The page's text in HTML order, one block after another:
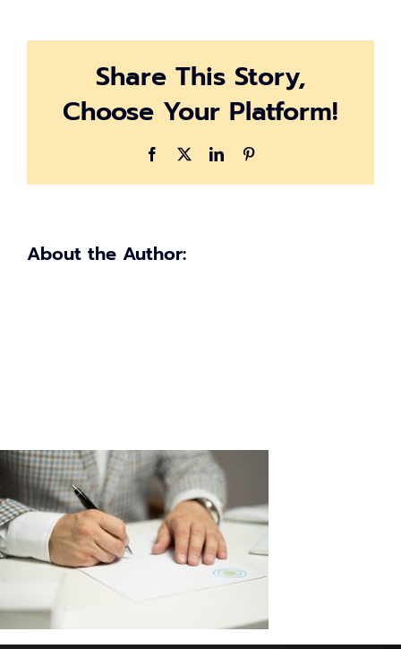
ใน
สังกัด
ทุก
ธันวาคม
Share This Story,
Choose Your Platform!
Facebook LinkedIn
About the Author: